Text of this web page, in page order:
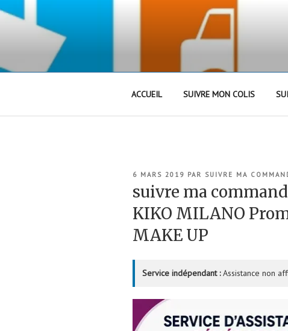
Aller
ACCUEIL SUIVRE MON COLIS
PUBLIÉ
6 MARS 2019 PAR SUIVRE MA
suivre ma
KIKO MILANO
MAKE UP
Service indépendant :Assistance non